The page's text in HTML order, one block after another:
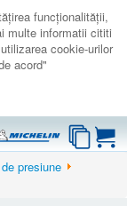
funcţionalităţii,
multe informatii cititi
cookie-urilor
acord"
presiune